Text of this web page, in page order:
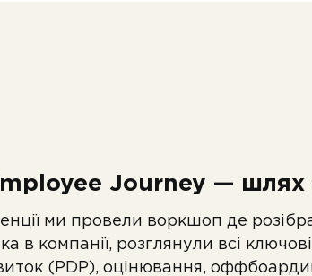
Journey — шлях
ми провели воркшоп де
в компанії, розглянули всі
(PDP), оцінювання,